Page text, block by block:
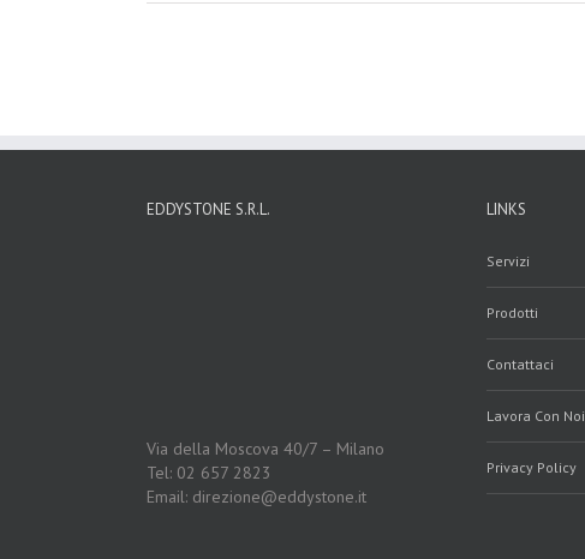
EDDYSTONE S.R.L.
Via della Moscova 40/7 – Milano
Tel: 02 657 2823
Email: direzione@eddystone.it
LINKS
Servizi
Prodotti
Contattaci
Lavora Con Noi
Privacy Policy